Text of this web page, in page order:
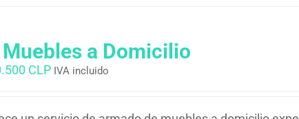
a Domicilio
CLP IVA incluido